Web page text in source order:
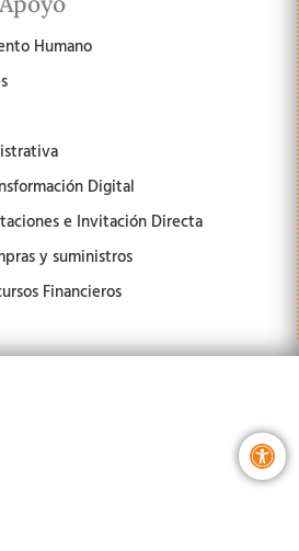
Humano
Digital
e Invitación Directa
y suministros
Financieros